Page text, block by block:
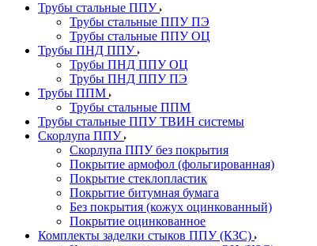
Трубы стальные ППУ
Трубы стальные ППУ ПЭ
Трубы стальные ППУ ОЦ
Трубы ПНД ППУ
Трубы ПНД ППУ ОЦ
Трубы ПНД ППУ ПЭ
Трубы ППМ
Трубы стальные ППМ
Трубы стальные ППУ ТВИН системы
Скорлупа ППУ
Скорлупа ППУ без покрытия
Покрытие армофол (фольгированная)
Покрытие стеклопластик
Покрытие битумная бумага
Без покрытия (кожух оцинкованный)
Покрытие оцинкованное
Комплекты заделки стыков ППУ (КЗС)